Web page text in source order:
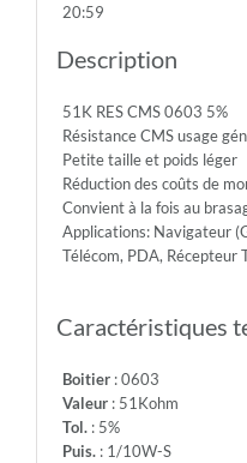
-55°
-
+155°
20:59
Description
51K RES CMS 0603 5%
Résistance CMS usage
Petite taille et poids léger
Réduction des coûts de
Convient à la fois au
Applications: Navigateur
Télécom, PDA, Récepteur
Caractéristiques
Boitier: 0603
Valeur: 51Kohm
Tol.: 5%
Puis.: 1/10W-S